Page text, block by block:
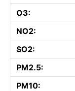
O3:
NO2:
SO2:
PM2.5:
PM10: